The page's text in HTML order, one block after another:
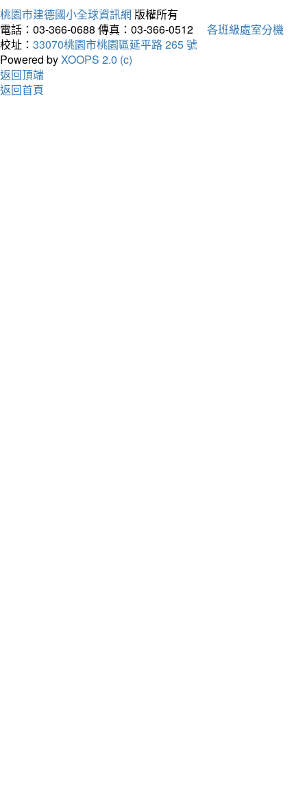
桃園市建德國小全球資訊網 版權所有
電話：03-366-0688 傳真：03-366-0512
各班級處室分機
校址： 33070桃園市桃園區延平路 265 號
Powered byXOOPS 2.0 (c)
返回頂端
返回首頁